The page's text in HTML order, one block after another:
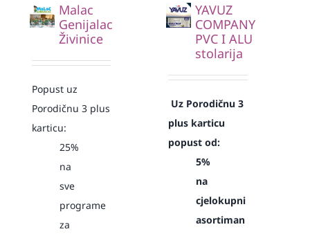
Malac
Genijalac
Živinice
Popust uz
Porodičnu 3 plus
karticu:
25%
na
sve
programe
za
YAVUZ
COMPANY
PVC I ALU
stolarija
Uz Porodičnu 3
plus karticu
popust od:
5%
na
cjelokupni
asortiman